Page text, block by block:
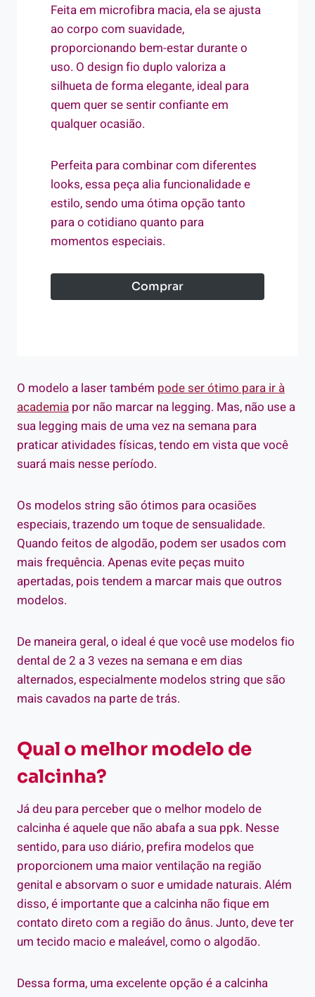
Feita em microfibra macia, ela se ajusta
ao corpo com suavidade,
proporcionando bem-estar durante o
uso. O design fio duplo valoriza a
silhueta de forma elegante, ideal para
quem quer se sentir confiante em
qualquer ocasião.
Perfeita para combinar com diferentes
looks, essa peça alia funcionalidade e
estilo, sendo uma ótima opção tanto
para o cotidiano quanto para
momentos especiais.
Comprar
O modelo a laser também pode ser ótimo para ir à
academia por não marcar na legging. Mas, não use a
sua legging mais de uma vez na semana para
praticar atividades físicas, tendo em vista que você
suará mais nesse período.
Os modelos string são ótimos para ocasiões
especiais, trazendo um toque de sensualidade.
Quando feitos de algodão, podem ser usados com
mais frequência. Apenas evite peças muito
apertadas, pois tendem a marcar mais que outros
modelos.
De maneira geral, o ideal é que você use modelos fio
dental de 2 a 3 vezes na semana e em dias
alternados, especialmente modelos string que são
mais cavados na parte de trás.
Qual o melhor modelo de
calcinha?
Já deu para perceber que o melhor modelo de
calcinha é aquele que não abafa a sua ppk. Nesse
sentido, para uso diário, prefira modelos que
proporcionem uma maior ventilação na região
genital e absorvam o suor e umidade naturais. Além
disso, é importante que a calcinha não fique em
contato direto com a região do ânus. Junto, deve ter
um tecido macio e maleável, como o algodão.
Dessa forma, uma excelente opção é a calcinha